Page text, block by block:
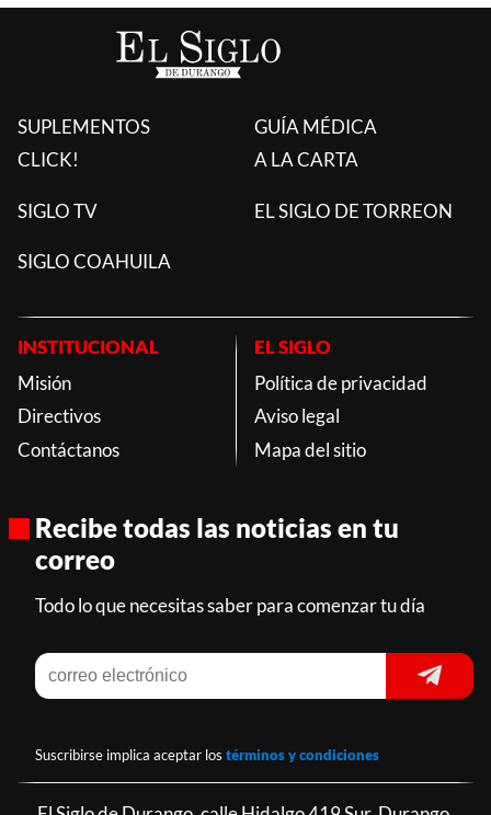
SUPLEMENTOS
CLICK!
GUÍA MÉDICA
A LA CARTA
SIGLO TV EL SIGLO DE TORREON
SIGLO COAHUILA
INSTITUCIONAL
Misión
Directivos
Contáctanos
EL SIGLO
Política de privacidad
Aviso legal
Mapa del sitio
Recibe todas las noticias en tu
correo
Todo lo que necesitas saber para comenzar tu día
Suscribirse implica aceptar los términos y condiciones